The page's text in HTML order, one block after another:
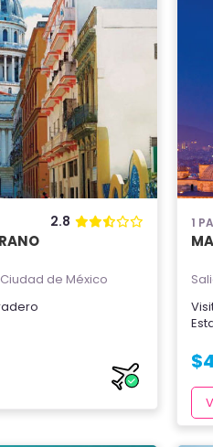
2.8
de México
1
$